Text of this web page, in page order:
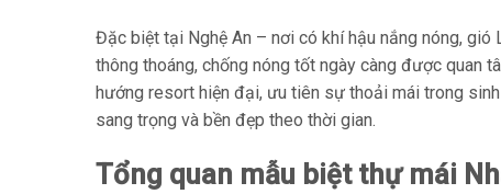
Đặc biệt tại Nghệ An – nơi có khí hậu nắng nóng,
thông thoáng, chống nóng tốt ngày càng được quan
hướng resort hiện đại, ưu tiên sự thoải mái trong
sang trọng và bền đẹp theo thời gian.
Tổng quan mẫu biệt thự mái